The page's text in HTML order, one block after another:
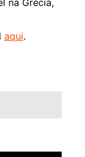
na Grécia,
aqui.